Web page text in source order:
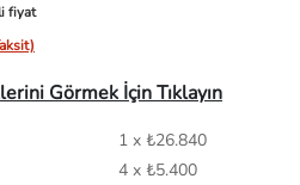
fiyat
Görmek İçin Tıklayın
1 x ₺26.840
4 x ₺5.400